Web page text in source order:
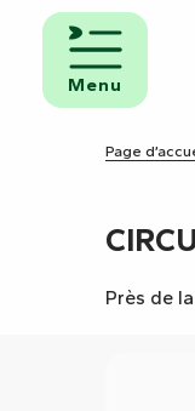
contenu
principal
Menu
Page
Près de